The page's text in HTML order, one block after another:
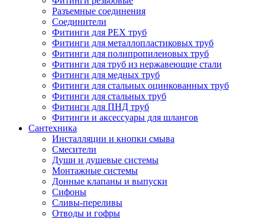
Разъемные соединения
Соединители
Фитинги для PEX труб
Фитинги для металлопластиковых труб
Фитинги для полипропиленовых труб
Фитинги для труб из нержавеющие стали
Фитинги для медных труб
Фитинги для стальных оцинкованных труб
Фитинги для стальных труб
Фитинги для ПНД труб
Фитинги и аксессуары для шлангов
Сантехника
Инсталляции и кнопки смыва
Смесители
Души и душевые системы
Монтажные системы
Донные клапаны и выпуски
Сифоны
Сливы-переливы
Отводы и гофры